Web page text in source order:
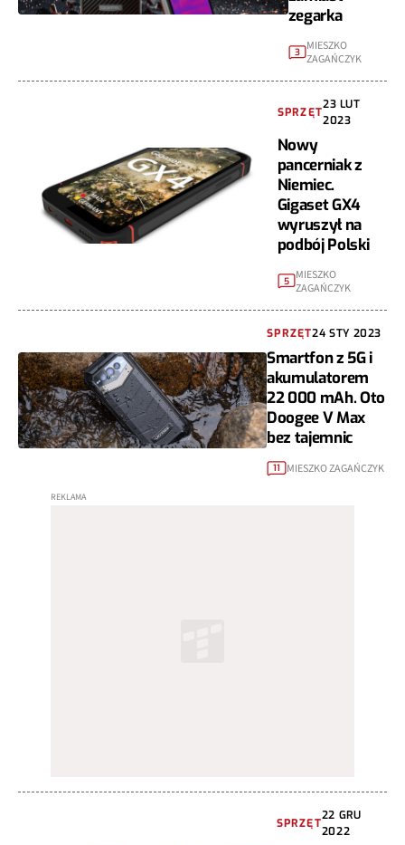
zegarka
3 MIESZKO
ZAGAŃCZYK
SPRZĘT
23 LUT
2023
Nowy
pancerniak z
Niemiec.
Gigaset GX4
wyruszył na
podbój Polski
5
MIESZKO
ZAGAŃCZYK
SPRZĘT24 STY 2023
Smartfon z 5G i
akumulatorem
22 000 mAh. Oto
Doogee V Max
bez tajemnic
11 MIESZKO ZAGAŃCZYK
SPRZĘT
22 GRU
2022